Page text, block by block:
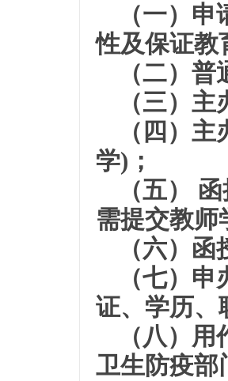
（一）
性及保证教
（二）
（三）
（四）
学)；
（五）
需提交教师
（六）
（七）
证、学历、
（八）
卫生防疫部